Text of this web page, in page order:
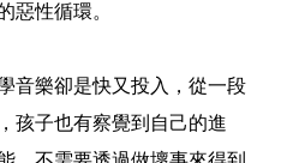
惡性循環。
音樂卻是快又投入，從一段
孩子也有察覺到自己的進